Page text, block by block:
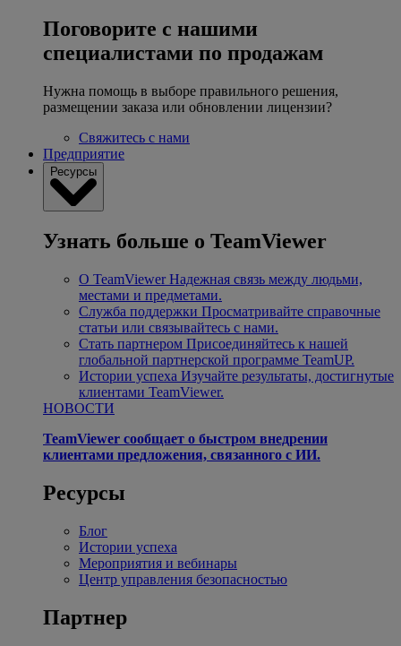
Поговорите с нашими
специалистами по продажам
Нужна помощь в выборе правильного решения,
размещении заказа или обновлении лицензии?
Свяжитесь с нами
Предприятие
Ресурсы
Узнать больше о TeamViewer
О TeamViewer Надежная связь между людьми,
местами и предметами.
Служба поддержки Просматривайте справочные
статьи или связывайтесь с нами.
Стать партнером Присоединяйтесь к нашей
глобальной партнерской программе TeamUP.
Истории успеха Изучайте результаты, достигнутые
клиентами TeamViewer.
НОВОСТИ
TeamViewer сообщает о быстром внедрении
клиентами предложения, связанного с ИИ.
Ресурсы
Блог
Истории успеха
Мероприятия и вебинары
Центр управления безопасностью
Партнер